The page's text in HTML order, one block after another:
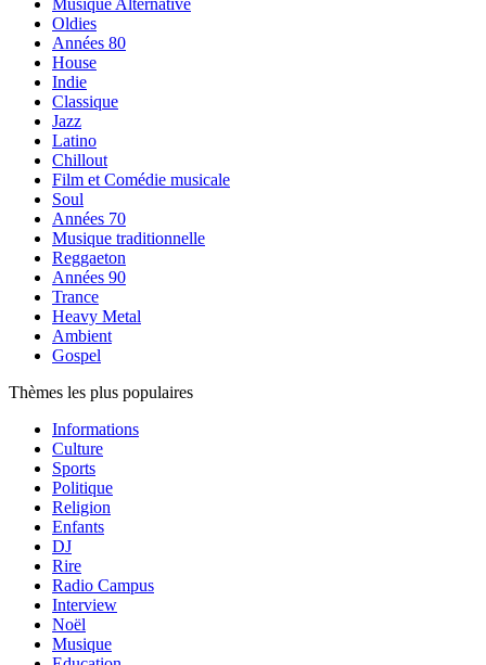
Musique Alternative
Oldies
Années 80
House
Indie
Classique
Jazz
Latino
Chillout
Film et Comédie musicale
Soul
Années 70
Musique traditionnelle
Reggaeton
Années 90
Trance
Heavy Metal
Ambient
Gospel
Thèmes les plus populaires
Informations
Culture
Sports
Politique
Religion
Enfants
DJ
Rire
Radio Campus
Interview
Noël
Musique